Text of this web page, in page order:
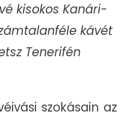
kisokos Kanári-
kávét
Tenerifén
szokásain az